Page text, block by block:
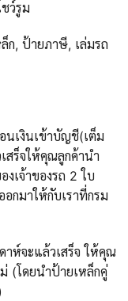
ว์รูม
ก, ป้ายภาษี, เล่มรถ
นเงินเข้าบัญชี(เต็ม
สร็จให้คุณลูกค้านำ
เจ้าของรถ 2 ใบ
กมาให้กับเราที่กรม
ห์จะแล้วเสร็จ ให้คุณ
(โดยนำป้ายเหล็กคู่